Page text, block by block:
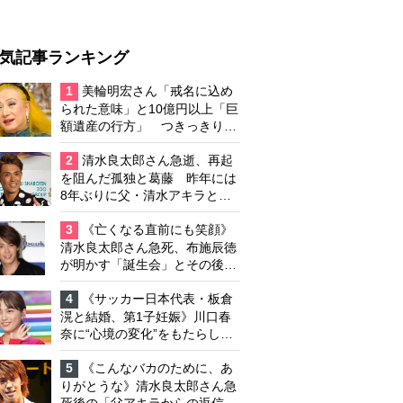
記事ランキング
1
美輪明宏さん「戒名に込め
られた意味」と10億円以上「巨
額遺産の行方」 つきっきりで
私生活をサポートしていた元俳
優が相続か
2
清水良太郎さん急逝、再起
を阻んだ孤独と葛藤 昨年には
8年ぶりに父・清水アキラと共
演、本格的な活動再開に向かっ
ていたが…周囲が懸念していた
「不安定なところ」
3
《亡くなる直前にも笑顔》
清水良太郎さん急死、布施辰徳
が明かす「誕生会」とその後の
メッセージ
4
《サッカー日本代表・板倉
滉と結婚、第1子妊娠》川口春
奈に“心境の変化”をもたらした
主演映画『ママせか』 身を削
って「がんに蝕まれる母」を演
じた壮絶な撮影現場
5
《こんなバカのために、あ
りがとうな》清水良太郎さん急